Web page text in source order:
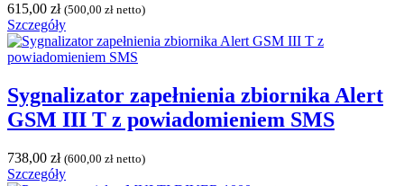
615,00 zł (500,00 zł netto)
Szczegóły
Sygnalizator zapełnienia zbiornika Alert
GSM III T z powiadomieniem SMS
738,00 zł (600,00 zł netto)
Szczegóły